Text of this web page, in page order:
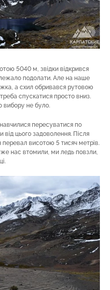
5040 м, звідки відкрився
подолати. Але на наше
а схил обривався рутовою
спускатися просто вниз.
вибору не було.
пересуватися по
цього задоволення. Після
висотою 5 тисяч метрів.
нас втомили, ми ледь повзли,